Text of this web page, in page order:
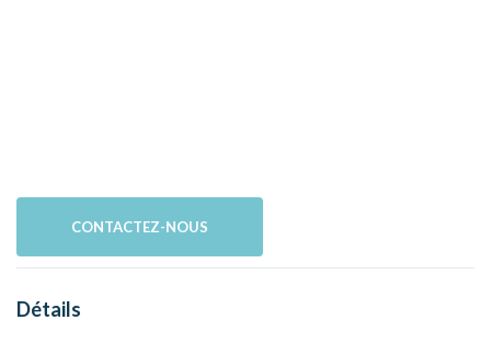
CONTACTEZ-NOUS
Détails